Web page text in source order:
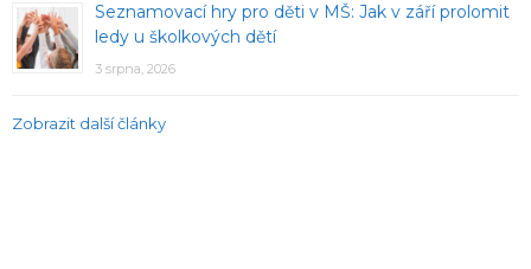
Seznamovací hry pro děti v MŠ: Jak v září prolomit
ledy u školkových dětí
3 srpna, 2026
Zobrazit další články